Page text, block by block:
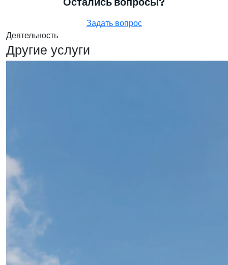
Задать вопрос
Деятельность
Другие услуги